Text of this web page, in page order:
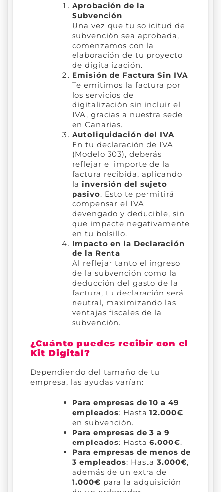
Aprobación de la
Subvención
Una vez que tu solicitud de
subvención sea aprobada,
comenzamos con la
elaboración de tu proyecto
de digitalización.
Emisión de Factura Sin IVA
Te emitimos la factura por
los servicios de
digitalización sin incluir el
IVA, gracias a nuestra sede
en Canarias.
Autoliquidación del IVA
En tu declaración de IVA
(Modelo 303), deberás
reflejar el importe de la
factura recibida, aplicando
la inversión del sujeto
pasivo. Esto te permitirá
compensar el IVA
devengado y deducible, sin
que impacte negativamente
en tu bolsillo.
Impacto en la Declaración
de la Renta
Al reflejar tanto el ingreso
de la subvención como la
deducción del gasto de la
factura, tu declaración será
neutral, maximizando las
ventajas fiscales de la
subvención.
¿Cuánto puedes recibir con el
Kit Digital?
Dependiendo del tamaño de tu
empresa, las ayudas varían:
Para empresas de 10 a 49
empleados: Hasta 12.000€
en subvención.
Para empresas de 3 a 9
empleados: Hasta 6.000€.
Para empresas de menos de
3 empleados: Hasta 3.000€,
además de un extra de
1.000€ para la adquisición